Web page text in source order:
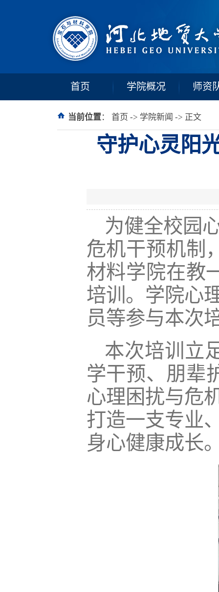
首页 学院概况 师资
当前位置： 首页 -> 学院新闻 -> 正文
守护心灵阳
为健全校园
危机干预机制
材料学院在教
培训。学院心
员等参与本次
本次培训立
学干预、朋辈
心理困扰与危
打造一支专业
身心健康成长